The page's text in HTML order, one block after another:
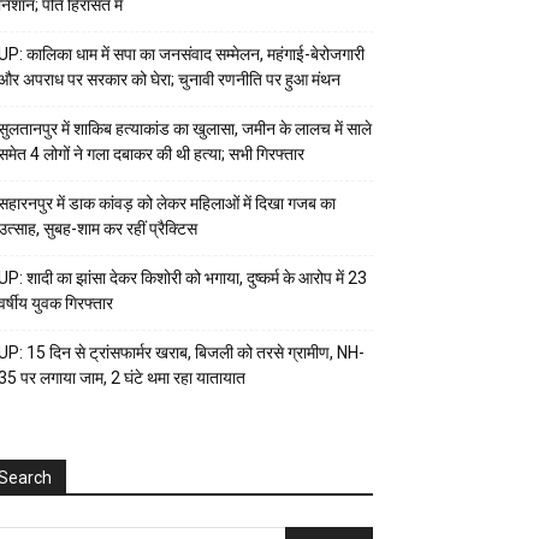
पति हिरासत में
कालिका धाम में सपा का जनसंवाद सम्मेलन, महंगाई-बेरोजगारी
अपराध पर सरकार को घेरा; चुनावी रणनीति पर हुआ मंथन
में शाकिब हत्याकांड का खुलासा, जमीन के लालच में साले
4 लोगों ने गला दबाकर की थी हत्या; सभी गिरफ्तार
में डाक कांवड़ को लेकर महिलाओं में दिखा गजब का
सुबह-शाम कर रहीं प्रैक्टिस
शादी का झांसा देकर किशोरी को भगाया, दुष्कर्म के आरोप में 23
युवक गिरफ्तार
15 दिन से ट्रांसफार्मर खराब, बिजली को तरसे ग्रामीण, NH-
पर लगाया जाम, 2 घंटे थमा रहा यातायात